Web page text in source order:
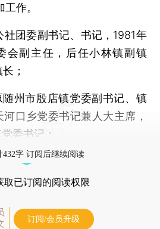
作。
团委副书记、书记，1981年
会副主任，后任小林镇副镇
；
州市殷店镇党委副书记、镇
口乡党委书记兼人大主席，
委书记；
432字 订阅后继续阅读
取已订阅的阅读权限
订阅/会员升级